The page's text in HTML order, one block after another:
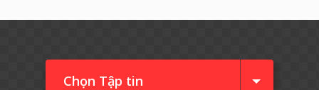
Chọn Tập tin